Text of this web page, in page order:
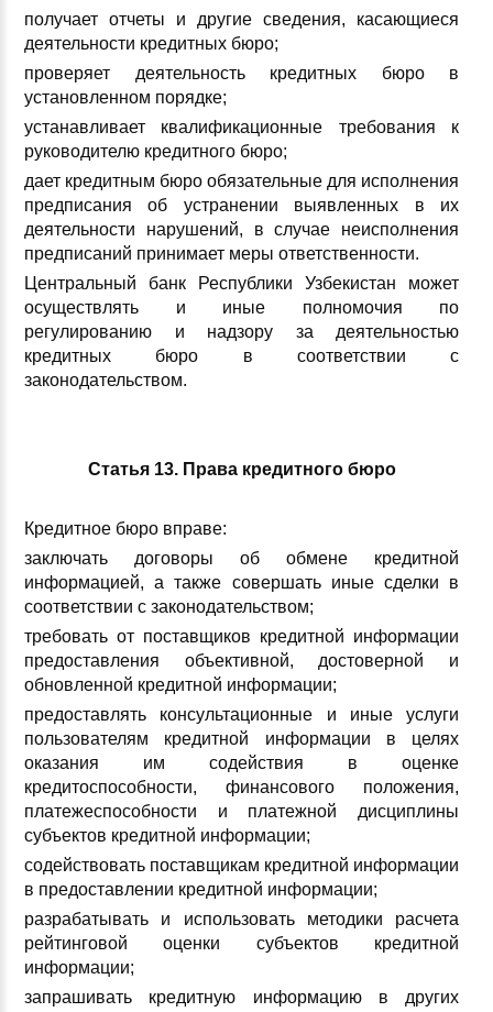
получает отчеты и другие сведения, касающиеся
деятельности кредитных бюро;
проверяет деятельность кредитных бюро в
установленном порядке;
устанавливает квалификационные требования к
руководителю кредитного бюро;
дает кредитным бюро обязательные для исполнения
предписания об устранении выявленных в их
деятельности нарушений, в случае неисполнения
предписаний принимает меры ответственности.
Центральный банк Республики Узбекистан может
осуществлять и иные полномочия по
регулированию и надзору за деятельностью
кредитных бюро в соответствии с
законодательством.
Статья 13. Права кредитного бюро
Кредитное бюро вправе:
заключать договоры об обмене кредитной
информацией, а также совершать иные сделки в
соответствии с законодательством;
требовать от поставщиков кредитной информации
предоставления объективной, достоверной и
обновленной кредитной информации;
предоставлять консультационные и иные услуги
пользователям кредитной информации в целях
оказания им содействия в оценке
кредитоспособности, финансового положения,
платежеспособности и платежной дисциплины
субъектов кредитной информации;
содействовать поставщикам кредитной информации
в предоставлении кредитной информации;
разрабатывать и использовать методики расчета
рейтинговой оценки субъектов кредитной
информации;
запрашивать кредитную информацию в других